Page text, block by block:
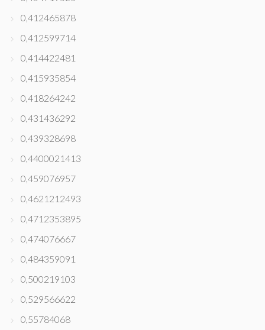
0,412465878
0,412599714
0,414422481
0,415935854
0,418264242
0,431436292
0,439328698
0,4400021413
0,459076957
0,4621212493
0,4712353895
0,474076667
0,484359091
0,500219103
0,529566622
0,55784068